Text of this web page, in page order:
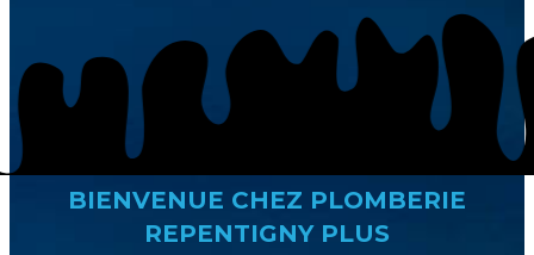
BIENVENUE CHEZ PLOMBERIE
REPENTIGNY PLUS